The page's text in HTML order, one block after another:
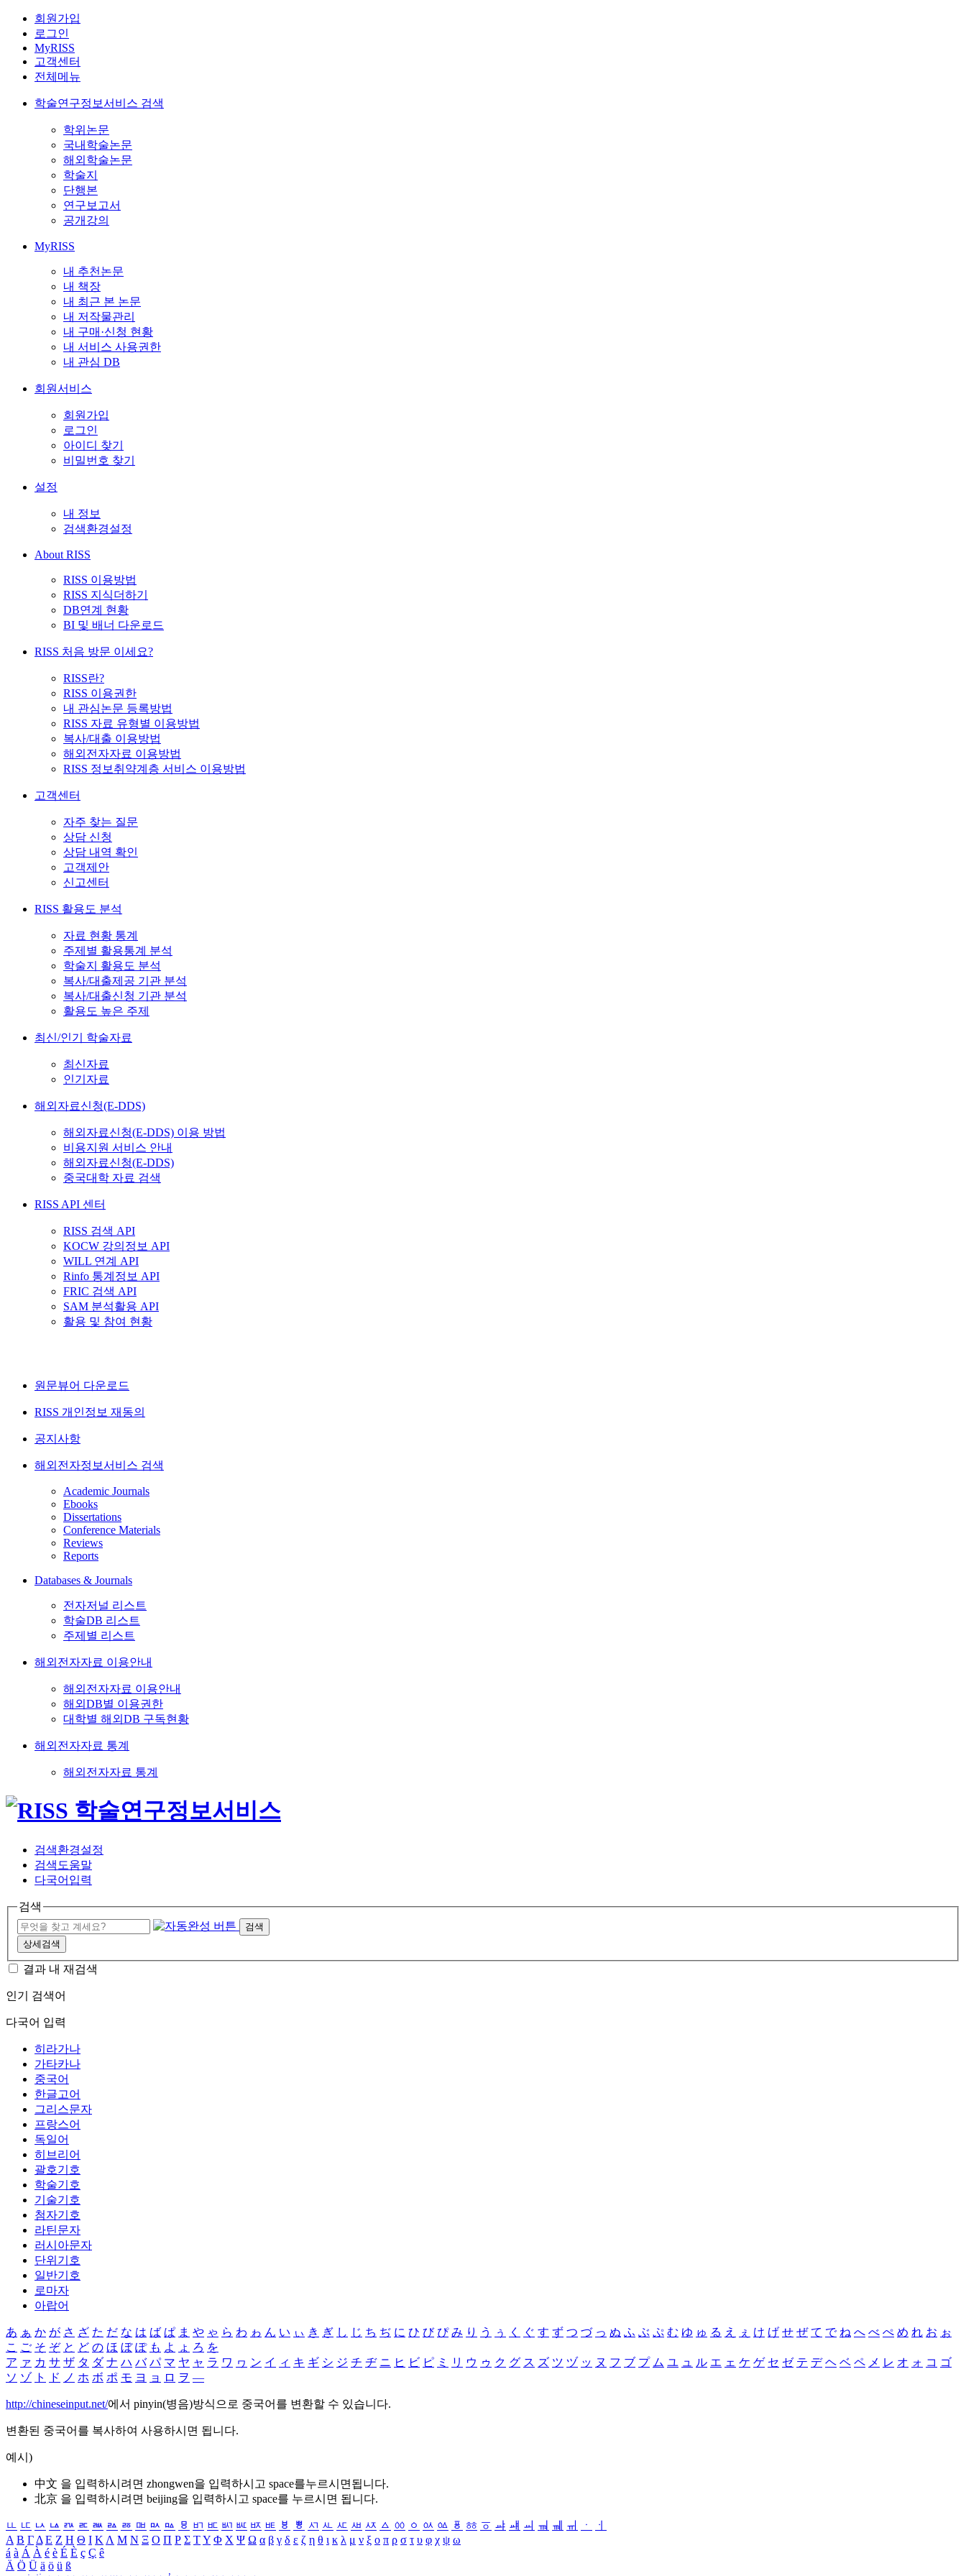
회원가입
로그인
MyRISS
고객센터
전체메뉴
학술연구정보서비스 검색
학위논문
국내학술논문
해외학술논문
학술지
단행본
연구보고서
공개강의
MyRISS
내 추천논문
내 책장
내 최근 본 논문
내 저작물관리
내 구매·신청 현황
내 서비스 사용권한
내 관심 DB
회원서비스
회원가입
로그인
아이디 찾기
비밀번호 찾기
설정
내 정보
검색환경설정
About RISS
RISS 이용방법
RISS 지식더하기
DB연계 현황
BI 및 배너 다운로드
RISS 처음 방문 이세요?
RISS란?
RISS 이용권한
내 관심논문 등록방법
RISS 자료 유형별 이용방법
복사/대출 이용방법
해외전자자료 이용방법
RISS 정보취약계층 서비스 이용방법
고객센터
자주 찾는 질문
상담 신청
상담 내역 확인
고객제안
신고센터
RISS 활용도 분석
자료 현황 통계
주제별 활용통계 분석
학술지 활용도 분석
복사/대출제공 기관 분석
복사/대출신청 기관 분석
활용도 높은 주제
최신/인기 학술자료
최신자료
인기자료
해외자료신청(E-DDS)
해외자료신청(E-DDS) 이용 방법
비용지원 서비스 안내
해외자료신청(E-DDS)
중국대학 자료 검색
RISS API 센터
RISS 검색 API
KOCW 강의정보 API
WILL 연계 API
Rinfo 통계정보 API
FRIC 검색 API
SAM 분석활용 API
활용 및 참여 현황
원문뷰어 다운로드
RISS 개인정보 재동의
공지사항
해외전자정보서비스 검색
Academic Journals
Ebooks
Dissertations
Conference Materials
Reviews
Reports
Databases & Journals
전자저널 리스트
학술DB 리스트
주제별 리스트
해외전자자료 이용안내
해외전자자료 이용안내
해외DB별 이용권한
대학별 해외DB 구독현황
해외전자자료 통계
해외전자자료 통계
검색환경설정
검색도움말
다국어입력
검색
검색
상세검색
결과 내 재검색
인기 검색어
다국어 입력
히라가나
가타카나
중국어
한글고어
그리스문자
프랑스어
독일어
히브리어
괄호기호
학술기호
기술기호
첨자기호
라틴문자
러시아문자
단위기호
일반기호
로마자
아랍어
あ ぁ か が さ ざ た だ な は ば ぱ ま や ゃ ら わ ゎ ん い ぃ き ぎ し じ ち ぢ に ひ び ぴ み り う ぅ く ぐ す ず つ づ っ ぬ ふ ぶ ぷ む ゆ ゅ る え ぇ け げ せ ぜ て で ね へ べ ぺ め れ お ぉ
こ ご そ ぞ と ど の ほ ぼ ぽ も よ ょ ろ を
ア ァ カ サ ザ タ ダ ナ ハ バ パ マ ヤ ャ ラ ワ ヮ ン イ ィ キ ギ シ ジ チ ヂ ニ ヒ ビ ピ ミ リ ウ ゥ ク グ ス ズ ツ ヅ ッ ヌ フ ブ プ ム ユ ュ ル エ ェ ケ ゲ セ ゼ テ デ ヘ ベ ペ メ レ オ ォ コ ゴ
ソ ゾ ト ド ノ ホ ボ ポ モ ヨ ョ ロ ヲ ―
http://chineseinput.net/에서 pinyin(병음)방식으로 중국어를 변환할 수 있습니다.
변환된 중국어를 복사하여 사용하시면 됩니다.
예시)
中文 을 입력하시려면 zhongwen을 입력하시고 space를누르시면됩니다.
北京 을 입력하시려면 beijing을 입력하시고 space를 누르시면 됩니다.
ㅥ ㅦ ㅧ ㅨ ㅩ ㅪ ㅫ ㅬ ㅭ ㅮ ㅯ ㅰ ㅱ ㅲ ㅳ ㅴ ㅵ ㅶ ㅷ ㅸ ㅹ ㅺ ㅻ ㅼ ㅽ ㅾ ㅿ ㆀ ㆁ ㆂ ㆃ ㆄ ㆅ ㆆ ㆇ ㆈ ㆉ ㆊ ㆋ ㆌ ㆍ
ㆎ
Α Β ΓΔ Ε Ζ Η Θ Ι ΚΛ Μ Ν Ξ Ο Π Ρ Σ ΤΥ Φ Χ Ψ Ω α β γ δ ε ζ η θ ι κ λ μ ν ξ ο π ρ σ τ υ φ χ ψ ω
á à Á À é è É È ç Ç ê
Ä Ö Ü ä ö ü ß